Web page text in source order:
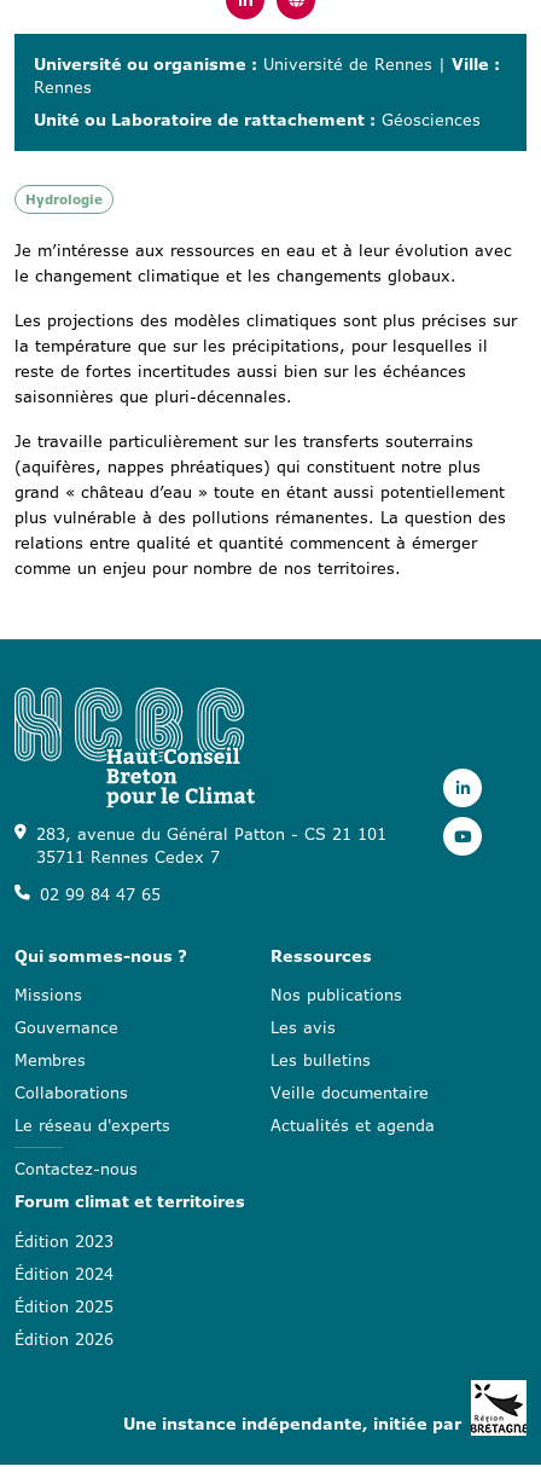
Université ou organisme : Université de Rennes | Ville :
Rennes
Unité ou Laboratoire de rattachement : Géosciences
Hydrologie
Je m’intéresse aux ressources en eau et à leur évolution avec
le changement climatique et les changements globaux.
Les projections des modèles climatiques sont plus précises sur
la température que sur les précipitations, pour lesquelles il
reste de fortes incertitudes aussi bien sur les échéances
saisonnières que pluri-décennales.
Je travaille particulièrement sur les transferts souterrains
(aquifères, nappes phréatiques) qui constituent notre plus
grand « château d’eau » toute en étant aussi potentiellement
plus vulnérable à des pollutions rémanentes. La question des
relations entre qualité et quantité commencent à émerger
comme un enjeu pour nombre de nos territoires.
283, avenue du Général Patton - CS 21 101
35711 Rennes Cedex 7
02 99 84 47 65
Qui sommes-nous ?
Missions
Gouvernance
Membres
Collaborations
Le réseau d'experts
Contactez-nous
Ressources
Nos publications
Les avis
Les bulletins
Veille documentaire
Actualités et agenda
Forum climat et territoires
Édition 2023
Édition 2024
Édition 2025
Édition 2026
Une instance indépendante, initiée par